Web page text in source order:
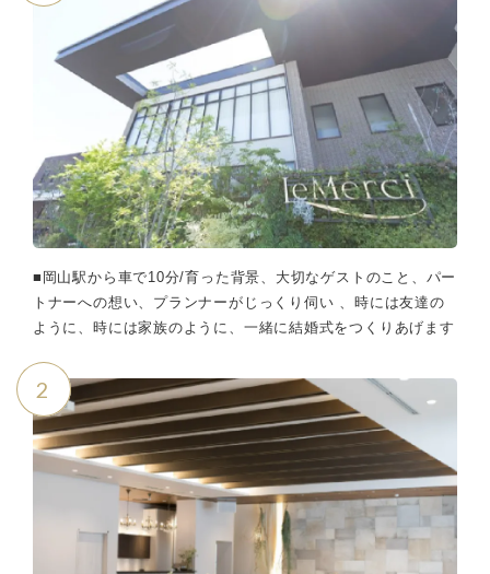
■岡山駅から車で10分/育った背景、大切なゲストのこと、パー
トナーへの想い、プランナーがじっくり伺い 、時には友達の
ように、時には家族のように、一緒に結婚式をつくりあげます
2